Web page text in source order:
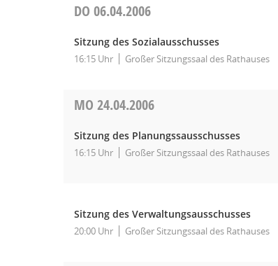
DO06.04.2006
Sitzung des Sozialausschusses
16:15 Uhr Großer Sitzungssaal des Rathauses
MO24.04.2006
Sitzung des Planungssausschusses
16:15 Uhr Großer Sitzungssaal des Rathauses
Sitzung des Verwaltungsausschusses
20:00 Uhr Großer Sitzungssaal des Rathauses